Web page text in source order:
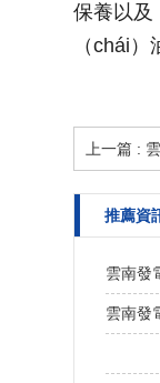
保養以及
（chái
上一篇 :
推薦資
雲南發
雲南發